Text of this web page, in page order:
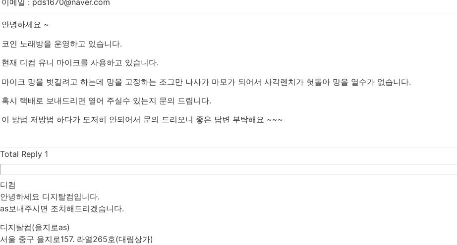
이메일 : pds1670@naver.com
안녕하세요 ~
코인 노래방을 운영하고 있습니다.
현재 디컴 유니 마이크를 사용하고 있습니다.
마이크 망을 벗길려고 하는데 망을 고정하는 조그만 나사가 마모가 되어서 사각렌치가 헛돌아 망을 열수가 없습니다.
혹시 택배로 보내드리면 열어 주실수 있는지 문의 드립니다.
이 방법 저방법 하다가 도저히 안되어서 문의 드리오니 좋은 답변 부탁해요 ~~~
Total Reply 1
디컴
안녕하세요 디지탈컴입니다.
as보내주시면 조치해드리겠습니다.
디지탈컴(을지로as)
서울 중구 을지로157. 라열265호(대림상가)